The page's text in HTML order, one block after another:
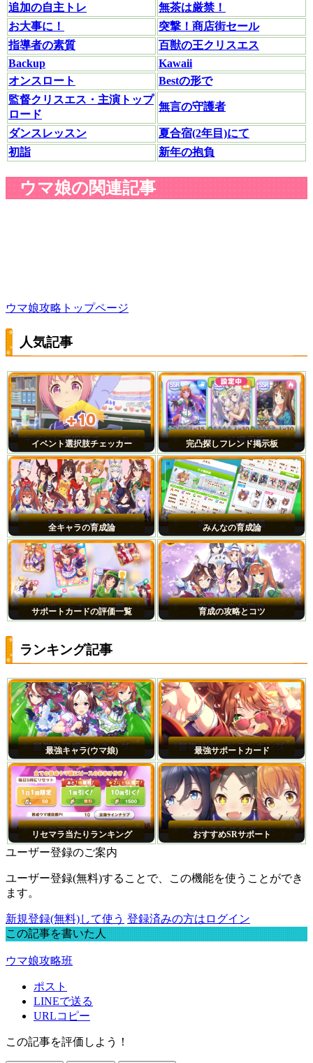
追加の自主トレ
無茶は厳禁！
お大事に！
突撃！商店街セール
指導者の素質
百獣の王クリスエス
Backup
Kawaii
オンスロート
Bestの形で
監督クリスエス・主演トップ
ロード
無言の守護者
ダンスレッスン
夏合宿(2年目)にて
初詣
新年の抱負
ウマ娘の関連記事
ウマ娘攻略トップページ
人気記事
イベント選択肢チェッカー 完凸探しフレンド掲示板
全キャラの育成論 みんなの育成論
サポートカードの評価一覧 育成の攻略とコツ
ランキング記事
最強キャラ(ウマ娘) 最強サポートカード
リセマラ当たりランキング おすすめSRサポート
ユーザー登録のご案内
ユーザー登録(無料)することで、この機能を使うことができ
ます。
新規登録(無料)して使う 登録済みの方はログイン
この記事を書いた人
ウマ娘攻略班
ポスト
LINEで送る
URLコピー
この記事を評価しよう！